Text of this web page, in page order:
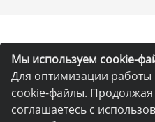
Мы используем cookie-
Для оптимизации
cookie-файлы. Продолжая
соглашаетесь с